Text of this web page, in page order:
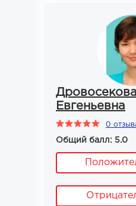
Евгеньевна
0
Общий балл: 5.0